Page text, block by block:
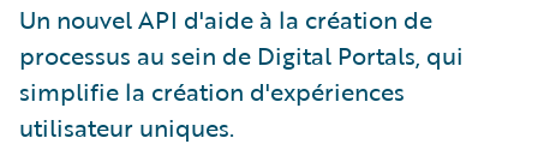
Un nouvel API d'aide à la création de
processus au sein de Digital Portals, qui
simplifie la création d'expériences
utilisateur uniques.